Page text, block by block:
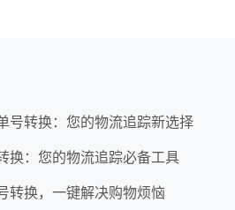
号转换：您的物流追踪新选择
换：您的物流追踪必备工具
转换，一键解决购物烦恼